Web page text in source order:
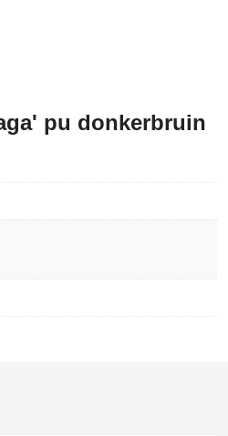
pu donkerbruin